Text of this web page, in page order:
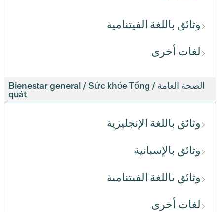
وثائق باللغة الفيتنامية
لغات أخرى
الصحة العامة / Bienestar general / Sức khỏe Tổng
quát
وثائق باللغة الإنجليزية
وثائق بالإسبانية
وثائق باللغة الفيتنامية
لغات أخرى